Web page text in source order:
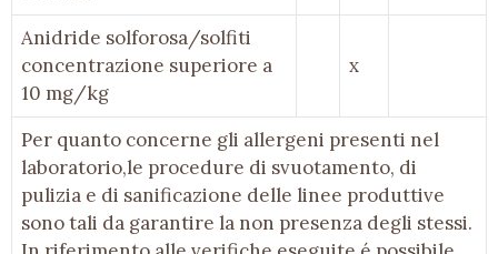
Anidride solforosa/solfiti
concentrazione superiore a
10 mg/kg
x
Per quanto concerne gli allergeni presenti nel
laboratorio,le procedure di svuotamento, di
pulizia e di sanificazione delle linee produttive
sono tali da garantire la non presenza degli stessi.